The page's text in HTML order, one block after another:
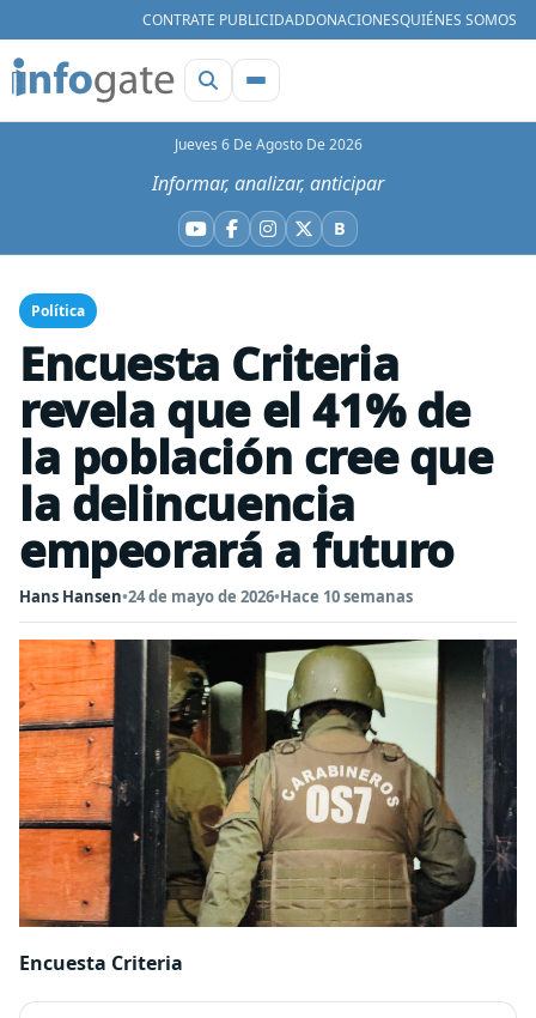
CONTRATE PUBLICIDADDONACIONESQUIÉNES SOMOS
Jueves 6 De Agosto De 2026
Informar, analizar, anticipar
YouTube
Facebook
Instagram
X BBluesky
Política
Encuesta Criteria
revela que el 41% de
la población cree que
la delincuencia
empeorará a futuro
Hans Hansen•24 de mayo de 2026•Hace 10 semanas
Encuesta Criteria